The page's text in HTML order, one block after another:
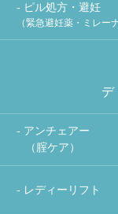
- ピル処方・避妊
（緊急避妊薬・ミレーナ
- アンチェアー
（腟ケア）
- レディーリフト